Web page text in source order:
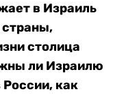
в Израиль
страны,
столица
ли Израилю
как